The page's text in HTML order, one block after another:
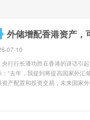
外储增配香港资产，
07-10
央行行长潘功胜在香港的讲话引
：“去年，我提到将提高国家外
产配置和投资交易，未来国家外